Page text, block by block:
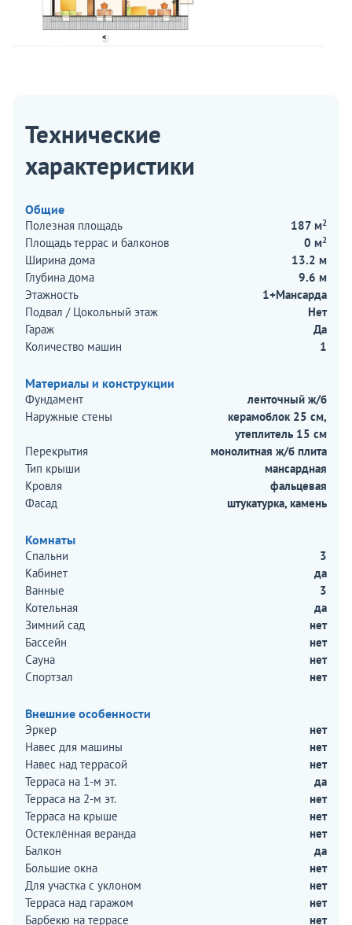
Технические
характеристики
Общие
Полезная площадь 187 м2
Площадь террас и балконов 0 м2
Ширина дома
13.2 м
Глубина дома
9.6 м
Этажность
1+Мансарда
Подвал / Цокольный этаж
Нет
Гараж
Да
Количество машин
1
Материалы и конструкции
Фундамент
ленточный ж/б
Наружные стены
керамоблок 25 см,
утеплитель 15 см
Перекрытия
монолитная ж/б плита
Тип крыши
мансардная
Кровля
фальцевая
Фасад
штукатурка, камень
Комнаты
Спальни
3
Кабинет
да
Ванные
3
Котельная
да
Зимний сад
нет
Бассейн
нет
Сауна
нет
Спортзал
нет
Внешние особенности
Эркер
нет
Навес для машины
нет
Навес над террасой
нет
Терраса на 1-м эт.
да
Терраса на 2-м эт.
нет
Терраса на крыше
нет
Остеклённая веранда
нет
Балкон
да
Большие окна
нет
Для участка с уклоном
нет
Терраса над гаражом
нет
Барбекю на террасе
нет